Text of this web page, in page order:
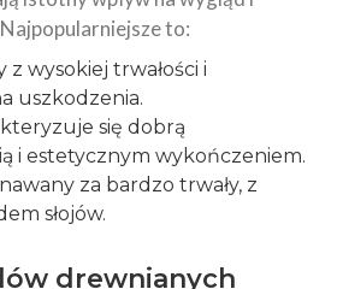
to:
wysokiej trwałości i
uszkodzenia.
się dobrą
i estetycznym wykończeniem.
za bardzo trwały, z
słojów.
drewnianych